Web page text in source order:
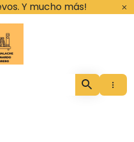
Y mucho más!